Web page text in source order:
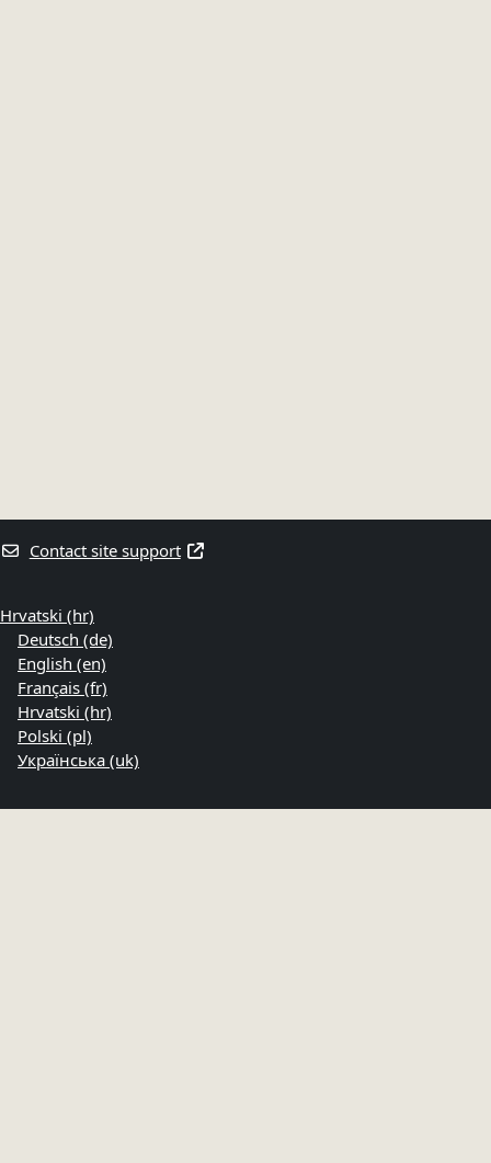
Contact site support
Hrvatski ‎(hr)‎
Deutsch ‎(de)‎
English ‎(en)‎
Français ‎(fr)‎
Hrvatski ‎(hr)‎
Polski ‎(pl)‎
Українська ‎(uk)‎